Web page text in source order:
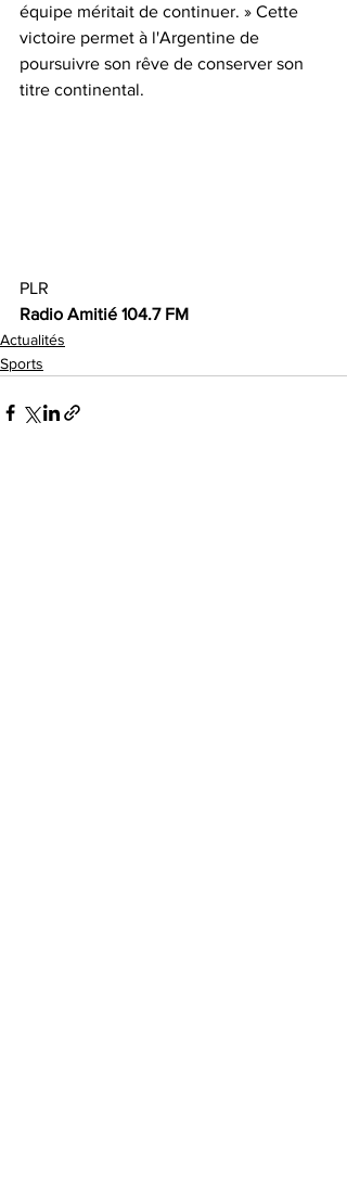
équipe méritait de continuer. » Cette
victoire permet à l'Argentine de
poursuivre son rêve de conserver son
titre continental.
PLR
Radio Amitié 104.7 FM
Actualités
Sports